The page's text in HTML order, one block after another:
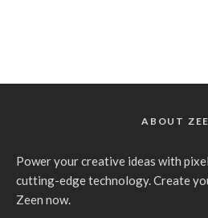
ABOUT
Power your creative ideas with
cutting-edge technology. Create
Zeen now.